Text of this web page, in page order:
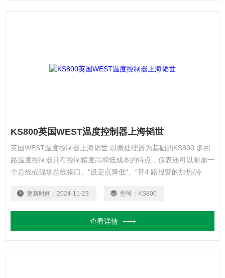
KS800英国WEST温度控制器上海韬世
英国WEST温度控制器上海韬世 以微处理器为基础的KS800 多回
路温度控制器具有控制精度高和低成本的特点，仪表还可以附加一
个总线或现场总线接口。“设定点降低“、“带4 路报警的加热/冷
装机械、回火设备等的温度控制和其它类似的热处理过程。
更新时间： 2024-11-23 型号： KS800
查看详情